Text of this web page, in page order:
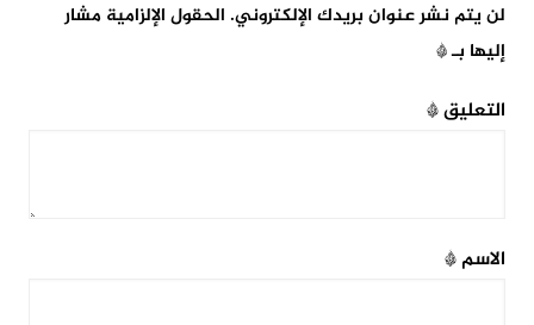
لن يتم نشر عنوان بريدك الإلكتروني. الحقول الإلزامية مشار
إليها بـ*
التعليق*
الاسم*